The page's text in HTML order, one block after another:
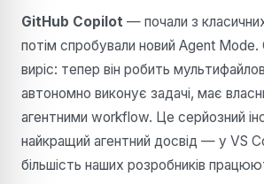
GitHub Copilot — почали з
потім спробували новий Agent
виріс: тепер він робить
автономно виконує задачі, має
агентними workflow. Це серйозний
найкращий агентний досвід — у VS
більшість наших розробників